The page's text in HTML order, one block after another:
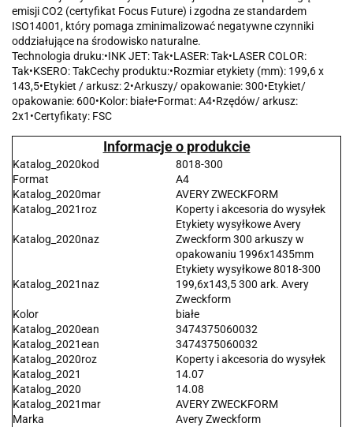
emisji CO2 (certyfikat Focus Future) i zgodna ze standardem
ISO14001, który pomaga zminimalizować negatywne czynniki
oddziałujące na środowisko naturalne.
Technologia druku:•INK JET: Tak•LASER: Tak•LASER COLOR:
Tak•KSERO: TakCechy produktu:•Rozmiar etykiety (mm): 199,6 x
143,5•Etykiet / arkusz: 2•Arkuszy/ opakowanie: 300•Etykiet/
opakowanie: 600•Kolor: białe•Format: A4•Rzędów/ arkusz:
2x1•Certyfikaty: FSC
Informacje o produkcie
Katalog_2020kod
8018-300
Format
A4
Katalog_2020mar
AVERY ZWECKFORM
Katalog_2021roz
Koperty i akcesoria do wysyłek
Katalog_2020naz
Etykiety wysyłkowe Avery
Zweckform 300 arkuszy w
opakowaniu 1996x1435mm
Katalog_2021naz
Etykiety wysyłkowe 8018-300
199,6x143,5 300 ark. Avery
Zweckform
Kolor
białe
Katalog_2020ean
3474375060032
Katalog_2021ean
3474375060032
Katalog_2020roz
Koperty i akcesoria do wysyłek
Katalog_2021
14.07
Katalog_2020
14.08
Katalog_2021mar
AVERY ZWECKFORM
Marka
Avery Zweckform